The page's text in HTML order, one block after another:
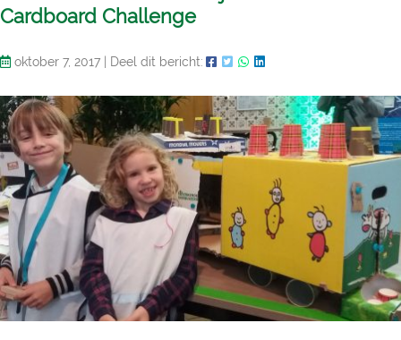
Cardboard Challenge
oktober 7, 2017 Deel dit bericht: